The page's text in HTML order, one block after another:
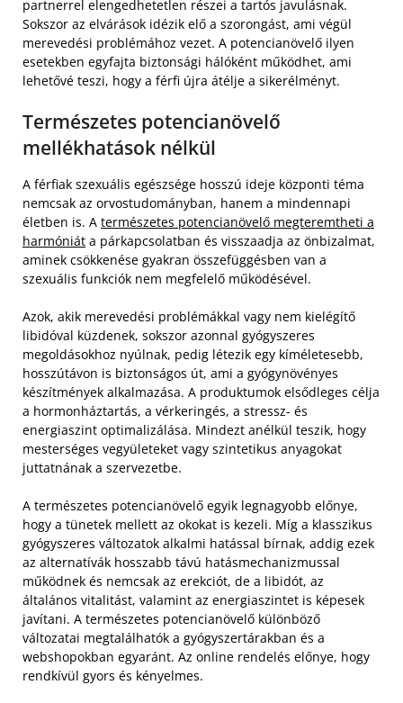
partnerrel elengedhetetlen részei a tartós javulásnak.
Sokszor az elvárások idézik elő a szorongást, ami végül
merevedési problémához vezet. A potencianövelő ilyen
esetekben egyfajta biztonsági hálóként működhet, ami
lehetővé teszi, hogy a férfi újra átélje a sikerélményt.
Természetes potencianövelő
mellékhatások nélkül
A férfiak szexuális egészsége hosszú ideje központi téma
nemcsak az orvostudományban, hanem a mindennapi
életben is. A természetes potencianövelő megteremtheti a
harmóniát a párkapcsolatban és visszaadja az önbizalmat,
aminek csökkenése gyakran összefüggésben van a
szexuális funkciók nem megfelelő működésével.
Azok, akik merevedési problémákkal vagy nem kielégítő
libidóval küzdenek, sokszor azonnal gyógyszeres
megoldásokhoz nyúlnak, pedig létezik egy kíméletesebb,
hosszútávon is biztonságos út, ami a gyógynövényes
készítmények alkalmazása. A produktumok elsődleges célja
a hormonháztartás, a vérkeringés, a stressz- és
energiaszint optimalizálása. Mindezt anélkül teszik, hogy
mesterséges vegyületeket vagy szintetikus anyagokat
juttatnának a szervezetbe.
A természetes potencianövelő egyik legnagyobb előnye,
hogy a tünetek mellett az okokat is kezeli. Míg a klasszikus
gyógyszeres változatok alkalmi hatással bírnak, addig ezek
az alternatívák hosszabb távú hatásmechanizmussal
működnek és nemcsak az erekciót, de a libidót, az
általános vitalitást, valamint az energiaszintet is képesek
javítani. A természetes potencianövelő különböző
változatai megtalálhatók a gyógyszertárakban és a
webshopokban egyaránt. Az online rendelés előnye, hogy
rendkívül gyors és kényelmes.